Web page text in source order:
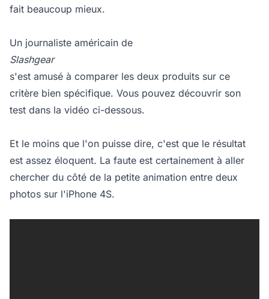
fait beaucoup mieux.
Un journaliste américain de
Slashgear
s'est amusé à comparer les deux produits sur ce
critère bien spécifique. Vous pouvez découvrir son
test dans la vidéo ci-dessous.
Et le moins que l'on puisse dire, c'est que le résultat
est assez éloquent. La faute est certainement à aller
chercher du côté de la petite animation entre deux
photos sur l'iPhone 4S.